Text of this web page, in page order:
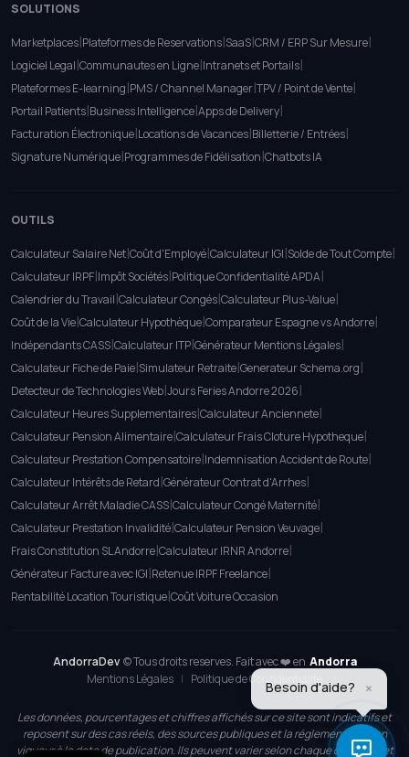
SOLUTIONS
Marketplaces|Plateformes de Reservations|SaaS|CRM / ERP Sur Mesure|
Logiciel Legal|Communautes en Ligne|Intranets et Portails|
Plateformes E-learning|PMS / Channel Manager|TPV / Point de Vente|
Portail Patients|Business Intelligence|Apps de Delivery|
Facturation Électronique|Locations de Vacances|Billetterie / Entrées|
Signature Numérique|Programmes de Fidélisation|Chatbots IA
OUTILS
Calculateur Salaire Net|Coût d'Employé|Calculateur IGI|Solde de Tout Compte|
Calculateur IRPF|Impôt Sociétés|Politique Confidentialité APDA|
Calendrier du Travail|Calculateur Congés|Calculateur Plus-Value|
Coût de la Vie|Calculateur Hypothèque|Comparateur Espagne vs Andorre|
Indépendants CASS|Calculateur ITP|Générateur Mentions Légales|
Calculateur Fiche de Paie|Simulateur Retraite|Generateur Schema.org|
Detecteur de Technologies Web|Jours Feries Andorre 2026|
Calculateur Heures Supplementaires|Calculateur Anciennete|
Calculateur Pension Alimentaire|Calculateur Frais Cloture Hypotheque|
Calculateur Prestation Compensatoire|Indemnisation Accident de Route|
Calculateur Intérêts de Retard|Générateur Contrat d'Arrhes|
Calculateur Arrêt Maladie CASS|Calculateur Congé Maternité|
Calculateur Prestation Invalidité|Calculateur Pension Veuvage|
Frais Constitution SL Andorre|Calculateur IRNR Andorre|
Générateur Facture avec IGI|Retenue IRPF Freelance|
Rentabilité Location Touristique|Coût Voiture Occasion
AndorraDev © Tous droits reserves. Fait avec ❤️ en Andorra
Mentions Légales | Politique de Confidentialite
Les données, pourcentages et chiffres affichés sur ce site sont indicatifs et
reposent sur des cas réels, des sources publiques et la réglementation en
vigueur à la date de publication. Ils peuvent varier selon chaque cas concret
Besoin d'aide? ×